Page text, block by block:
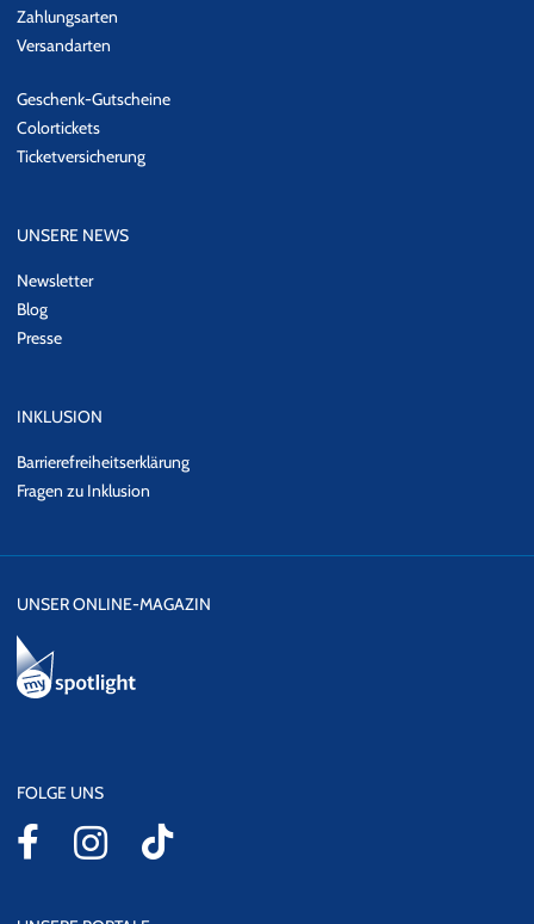
Zahlungsarten
Versandarten
Geschenk-Gutscheine
Colortickets
Ticketversicherung
UNSERE NEWS
Newsletter
Blog
Presse
INKLUSION
Barrierefreiheitserklärung
Fragen zu Inklusion
UNSER ONLINE-MAGAZIN
FOLGE UNS